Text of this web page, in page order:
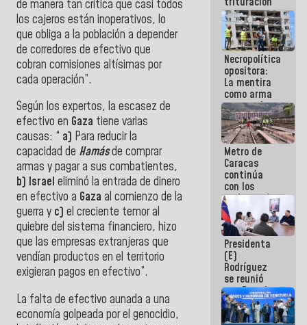
de manera tan crítica que casi todos
los cajeros están inoperativos, lo
que obliga a la población a depender
de corredores de efectivo que
cobran comisiones altísimas por
cada operación”.
Según los expertos, la escasez de
efectivo en Gaza tiene varias
causas: “ a) Para reducir la
capacidad de Hamásde comprar
armas y pagar a sus combatientes,
b) Israel eliminó la entrada de dinero
en efectivo a Gaza al comienzo de la
guerra y c) el creciente temor al
quiebre del sistema financiero, hizo
que las empresas extranjeras que
vendían productos en el territorio
exigieran pagos en efectivo”.
La falta de efectivo aunada a una
economía golpeada por el genocidio,
para
optimizar
manejo de
escombros
en La Guaira
Necropolítica
opositora:
La mentira
como arma
contra el
Pueblo
Metro de
Caracas
continúa
con los
trabajos de
mantenimiento
e inspección
en la Línea 2
Presidenta
(E)
Rodríguez
se reunió
con Estado
Mayor
Eléctrico